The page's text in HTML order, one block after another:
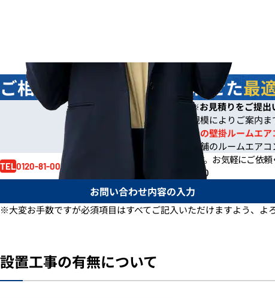
ご相談 無料 ！お客様に合わせた最
※お見積りをご提出
※ご依頼の規模によりご案内
※一般住宅への壁掛ルームエ
※事務所や店舗のルームエア
TEL0120-81-0017
お見積り依頼はお電話でも賜ります。 お気軽にご依頼
月～金 9:00～17:30
お問い合わせ内容の入力
※大変お手数ですが必須項目はすべてご記入いただけますよう、よ
設置工事の有無について